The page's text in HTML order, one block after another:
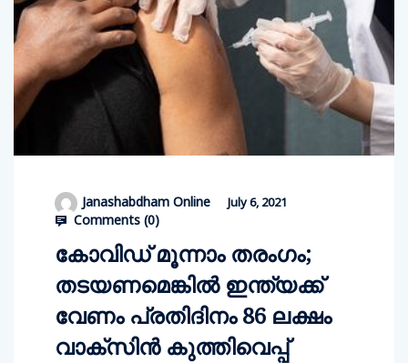
Janashabdham Online July 6, 2021
Comments (0)
കോവിഡ് മൂന്നാം തരംഗം;
തടയണമെങ്കിൽ ഇന്ത്യക്ക്
വേണം പ്രതിദിനം 86 ലക്ഷം
വാക്സിൻ കുത്തിവെപ്പ്